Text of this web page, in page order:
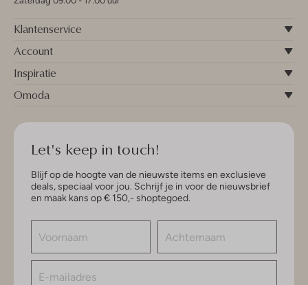
Klantenservice
Account
Inspiratie
Omoda
Let's keep in touch!
Blijf op de hoogte van de nieuwste items en exclusieve
deals, speciaal voor jou. Schrijf je in voor de nieuwsbrief
en maak kans op € 150,- shoptegoed.